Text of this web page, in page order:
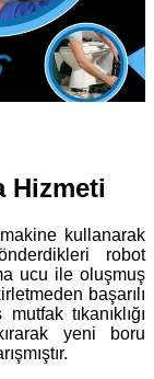
Hizmeti
makine kullanarak
robot
ucu ile oluşmuş
başarılı
tıkanıklığı
yeni boru